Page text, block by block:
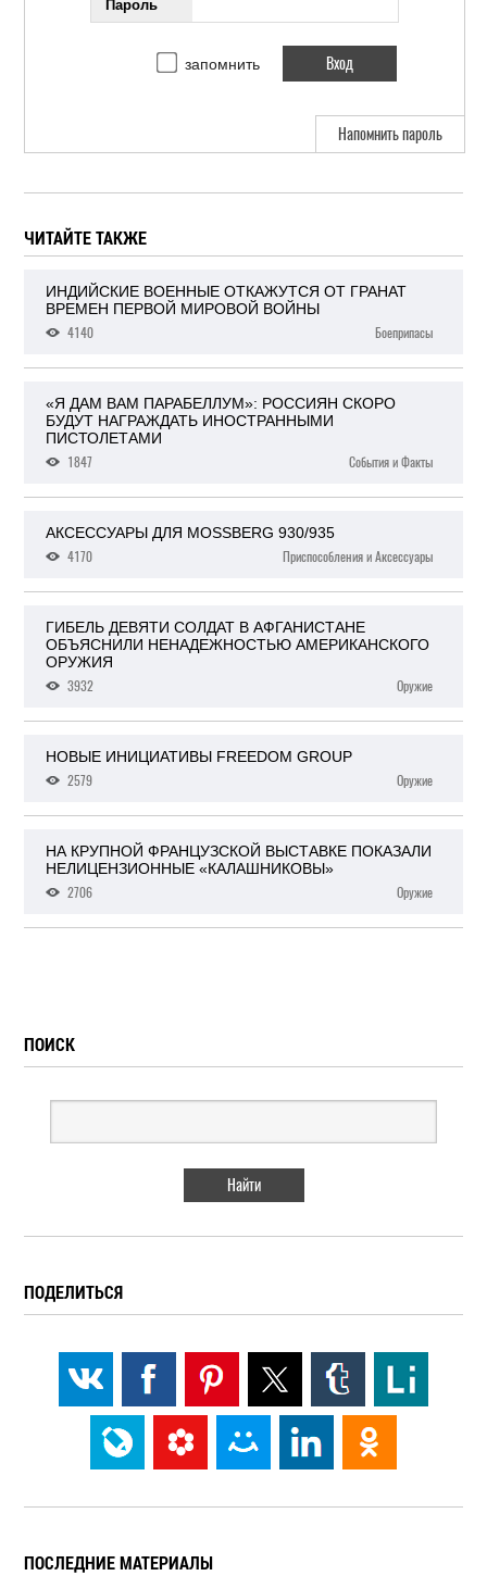
Пароль
запомнить
Напомнить пароль
ЧИТАЙТЕ ТАКЖЕ
ИНДИЙСКИЕ ВОЕННЫЕ ОТКАЖУТСЯ ОТ ГРАНАТ
ВРЕМЕН ПЕРВОЙ МИРОВОЙ ВОЙНЫ
4140
Боеприпасы
«Я ДАМ ВАМ ПАРАБЕЛЛУМ»: РОССИЯН СКОРО
БУДУТ НАГРАЖДАТЬ ИНОСТРАННЫМИ
ПИСТОЛЕТАМИ
1847
События и Факты
АКСЕССУАРЫ ДЛЯ MOSSBERG 930/935
4170
Приспособления и Аксессуары
ГИБЕЛЬ ДЕВЯТИ СОЛДАТ В АФГАНИСТАНЕ
ОБЪЯСНИЛИ НЕНАДЕЖНОСТЬЮ АМЕРИКАНСКОГО
ОРУЖИЯ
3932
Оружие
НОВЫЕ ИНИЦИАТИВЫ FREEDOM GROUP
2579
Оружие
НА КРУПНОЙ ФРАНЦУЗСКОЙ ВЫСТАВКЕ ПОКАЗАЛИ
НЕЛИЦЕНЗИОННЫЕ «КАЛАШНИКОВЫ»
2706
Оружие
ПОИСК
ПОДЕЛИТЬСЯ
ПОСЛЕДНИЕ МАТЕРИАЛЫ